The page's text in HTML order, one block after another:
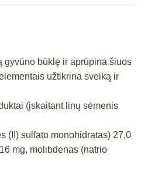
gyvūno būklę ir aprūpina šiuos
užtikrina sveiką ir
(įskaitant linų sėmenis
(II) sulfato monohidratas) 27,0
mg, molibdenas (natrio